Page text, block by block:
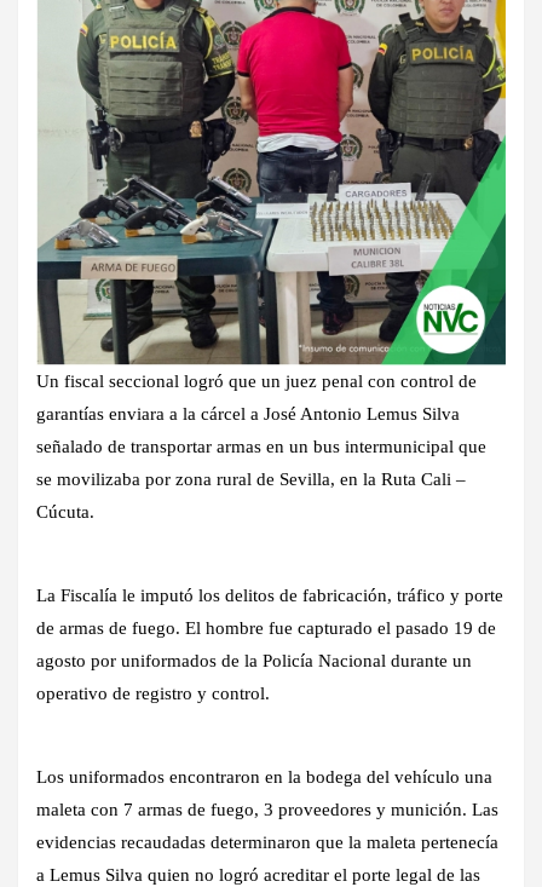
Un fiscal seccional logró que un juez penal con control de
garantías enviara a la cárcel a José Antonio Lemus Silva
señalado de transportar armas en un bus intermunicipal que
se movilizaba por zona rural de Sevilla, en la Ruta Cali –
Cúcuta.
La Fiscalía le imputó los delitos de fabricación, tráfico y porte
de armas de fuego. El hombre fue capturado el pasado 19 de
agosto por uniformados de la Policía Nacional durante un
operativo de registro y control.
Los uniformados encontraron en la bodega del vehículo una
maleta con 7 armas de fuego, 3 proveedores y munición. Las
evidencias recaudadas determinaron que la maleta pertenecía
a Lemus Silva quien no logró acreditar el porte legal de las